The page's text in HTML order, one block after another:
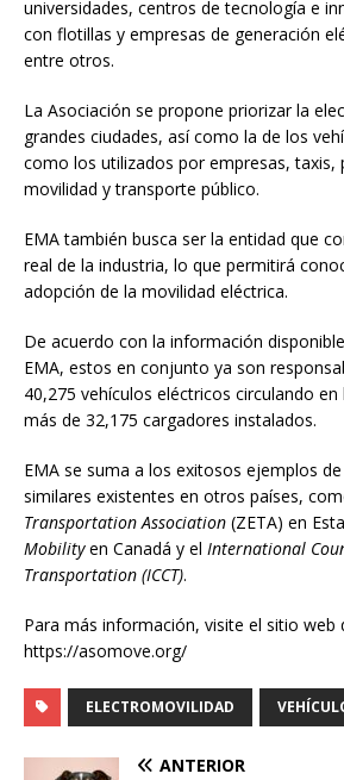
universidades, centros de tecnología e
con flotillas y empresas de generación
entre otros.
La Asociación se propone priorizar la
grandes ciudades, así como la de los
como los utilizados por empresas, taxis,
movilidad y transporte público.
EMA también busca ser la entidad que
real de la industria, lo que permitirá
adopción de la movilidad eléctrica.
De acuerdo con la información
EMA, estos en conjunto ya son
40,275 vehículos eléctricos circulando en
más de 32,175 cargadores instalados.
EMA se suma a los exitosos ejemplos
similares existentes en otros países,
Transportation Association (ZETA) en
Mobilityen Canadá y el International
Transportation (ICCT).
Para más información, visite el sitio web
https://asomove.org/
ELECTROMOVILIDAD
ANTERIOR